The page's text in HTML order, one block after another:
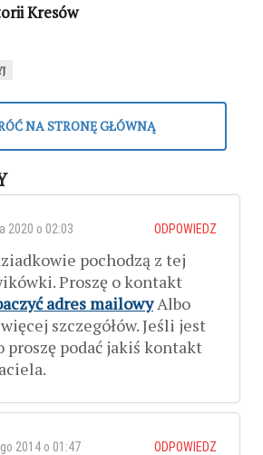
Kresów
NA STRONĘ GŁÓWNĄ
2020 o 02:03 ODPOWIEDZ
pochodzą z tej
Proszę o kontakt
adres mailowyAlbo
szczegółów. Jeśli jest
podać jakiś kontakt
2014 o 01:47 ODPOWIEDZ